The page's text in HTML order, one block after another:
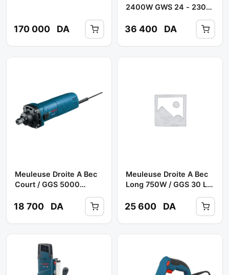
170 000 DA
2400W GWS 24 - 230
36 400 DA
Meuleuse Droite A Bec
Court / GGS 5000
18 700 DA
Meuleuse Droite A Bec
Long 750W / GGS 30 LS
25 600 DA